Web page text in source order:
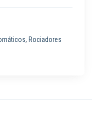
, Rociadores